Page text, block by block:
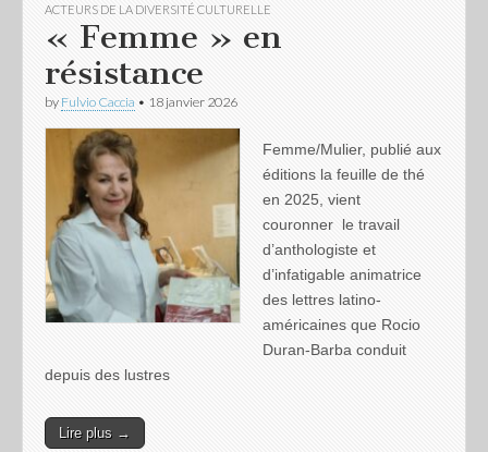
ACTEURS DE LA DIVERSITÉ CULTURELLE
« Femme » en
résistance
by Fulvio Caccia • 18 janvier 2026
Femme/Mulier, publié aux
éditions la feuille de thé
en 2025, vient
couronner le travail
d’anthologiste et
d’infatigable animatrice
des lettres latino-
américaines que Rocio
Duran-Barba conduit
depuis des lustres
Lire plus →